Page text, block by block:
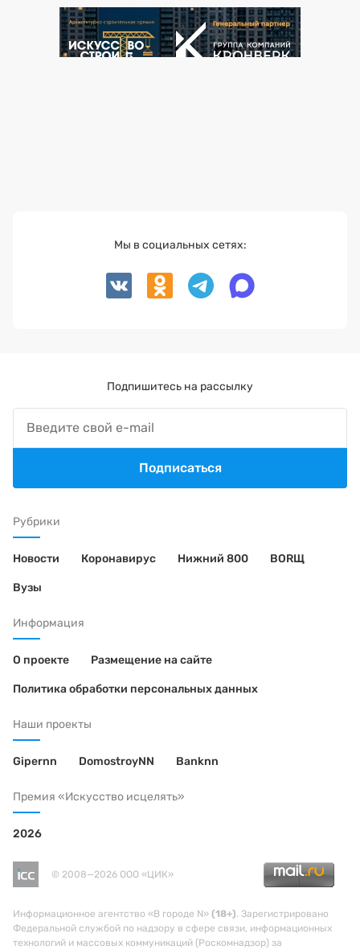
Рубрики
Новости Коронавирус Нижний 800 BORЩ
Вузы
Информация
О проекте Размещение на сайте
Политика обработки персональных данных
Наши проекты
Gipernn DomostroyNN Banknn
Премия «Искусство исцелять»
2026
© 2008—2026 ООО «ЦИК»
Информационное агентство «В городе N» (18+). Зарегистрировано
Федеральной службой по надзору в сфере связи, информационных
технологий и массовых коммуникаций (Роскомнадзор) за
Мы в социальных сетях:
Подпишитесь на рассылку
Подписаться